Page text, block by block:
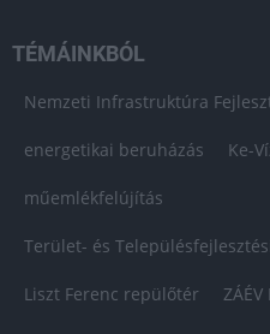
TÉMÁINKBÓL
Nemzeti Infrastruktúra
energetikai beruházás Ke-
műemlékfelújítás
Terület- és
Liszt Ferenc repülőtér